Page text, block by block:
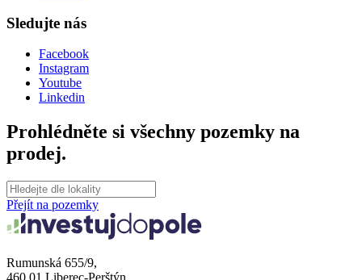
Sledujte nás
Facebook
Instagram
Youtube
Linkedin
Prohlédněte si všechny pozemky na
prodej.
Přejít na pozemky
Rumunská 655/9,